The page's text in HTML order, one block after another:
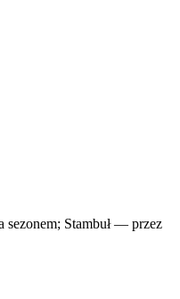
Stambuł — przez